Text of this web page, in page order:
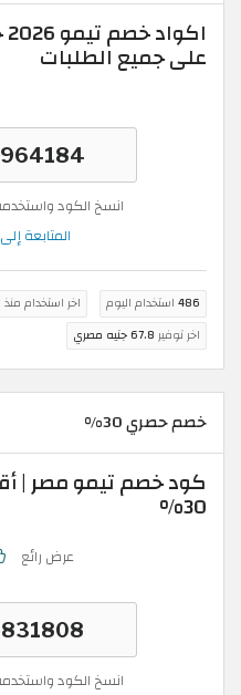
على جميع الطلبات
انسخ الكود
المتابعة
486 استخدام اليوم اخر استخدام منذ
اخر توفير 67.8 جنيه مصري
خصم حصري 30%
30%
عرض رائع
انسخ الكود